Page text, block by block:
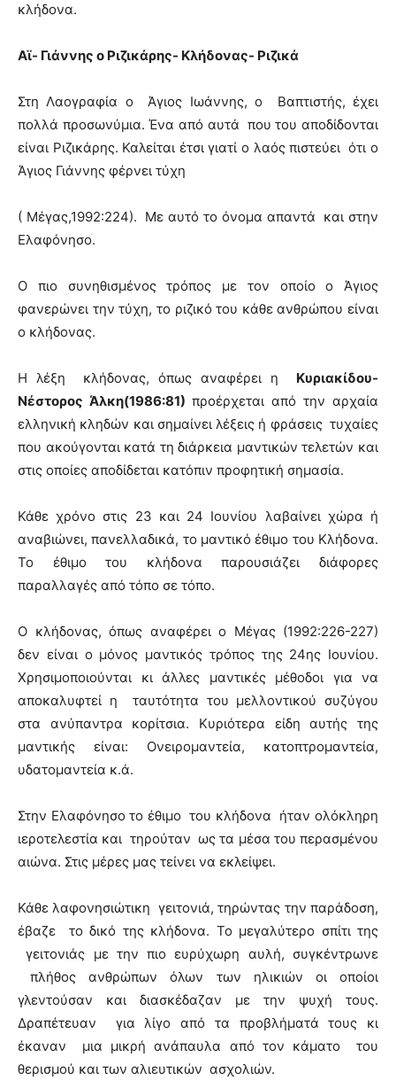
κλήδονα.
Αϊ- Γιάννης ο Ριζικάρης- Κλήδονας- Ριζικά
Στη Λαογραφία ο Άγιος Ιωάννης, ο Βαπτιστής, έχει
πολλά προσωνύμια. Ένα από αυτά που του αποδίδονται
είναι Ριζικάρης. Καλείται έτσι γιατί ο λαός πιστεύει ότι ο
Άγιος Γιάννης φέρνει τύχη
( Μέγας,1992:224). Με αυτό το όνομα απαντά και στην
Ελαφόνησο.
Ο πιο συνηθισμένος τρόπος με τον οποίο ο Άγιος
φανερώνει την τύχη, το ριζικό του κάθε ανθρώπου είναι
ο κλήδονας.
Η λέξη κλήδονας, όπως αναφέρει η Κυριακίδου-
Νέστορος Άλκη(1986:81) προέρχεται από την αρχαία
ελληνική κληδών και σημαίνει λέξεις ή φράσεις τυχαίες
που ακούγονται κατά τη διάρκεια μαντικών τελετών και
στις οποίες αποδίδεται κατόπιν προφητική σημασία.
Κάθε χρόνο στις 23 και 24 Ιουνίου λαβαίνει χώρα ή
αναβιώνει, πανελλαδικά, το μαντικό έθιμο του Κλήδονα.
Το έθιμο του κλήδονα παρουσιάζει διάφορες
παραλλαγές από τόπο σε τόπο.
Ο κλήδονας, όπως αναφέρει ο Μέγας (1992:226-227)
δεν είναι ο μόνος μαντικός τρόπος της 24ης Ιουνίου.
Χρησιμοποιούνται κι άλλες μαντικές μέθοδοι για να
αποκαλυφτεί η ταυτότητα του μελλοντικού συζύγου
στα ανύπαντρα κορίτσια. Κυριότερα είδη αυτής της
μαντικής είναι: Ονειρομαντεία, κατοπτρομαντεία,
υδατομαντεία κ.ά.
Στην Ελαφόνησο το έθιμο του κλήδονα ήταν ολόκληρη
ιεροτελεστία και τηρούταν ως τα μέσα του περασμένου
αιώνα. Στις μέρες μας τείνει να εκλείψει.
Κάθε λαφονησιώτικη γειτονιά, τηρώντας την παράδοση,
έβαζε το δικό της κλήδονα. Το μεγαλύτερο σπίτι της
γειτονιάς με την πιο ευρύχωρη αυλή, συγκέντρωνε
πλήθος ανθρώπων όλων των ηλικιών οι οποίοι
γλεντούσαν και διασκέδαζαν με την ψυχή τους.
Δραπέτευαν για λίγο από τα προβλήματά τους κι
έκαναν μια μικρή ανάπαυλα από τον κάματο του
θερισμού και των αλιευτικών ασχολιών.